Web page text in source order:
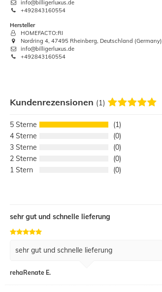
info@billigerluxus.de
+492843160554
Hersteller
HOMEFACTO:RI
Nordring 4, 47495 Rheinberg, Deutschland (Germany)
info@billigerluxus.de
+492843160554
Kundenrezensionen (1)
5
1
4
0
3
0
2
0
1
0
sehr gut und schnelle lieferung
sehr gut und schnelle lieferung
rehaRenate E.